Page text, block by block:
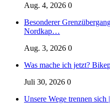
Aug. 4, 2026 0
Besonderer
Nordkap…
Aug. 3, 2026 0
Was mache ich jetzt?
Juli 30, 2026 0
Unsere Wege trennen